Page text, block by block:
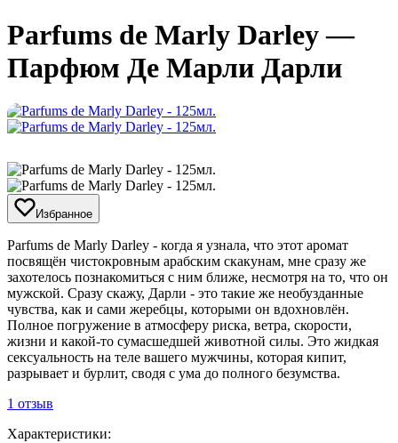
Parfums de Marly Darley —
Парфюм Де Марли Дарли
Избранное
​Parfums de Marly Darley - когда я узнала, что этот аромат
посвящён чистокровным арабским скакунам, мне сразу же
захотелось познакомиться с ним ближе, несмотря на то, что он
мужской. Сразу скажу, Дарли - это такие же необузданные
чувства, как и сами жеребцы, которыми он вдохновлён.
Полное погружение в атмосферу риска, ветра, скорости,
жизни и какой-то сумасшедшей животной силы. Это жидкая
сексуальность на теле вашего мужчины, которая кипит,
разрывает и бурлит, сводя с ума до полного безумства.
1 отзыв
Характеристики: